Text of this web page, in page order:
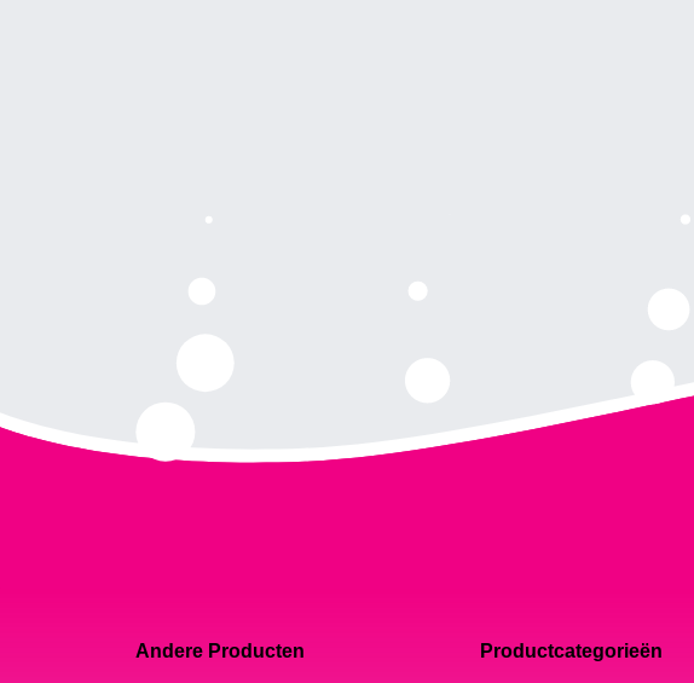
Andere Producten Productcategorieën